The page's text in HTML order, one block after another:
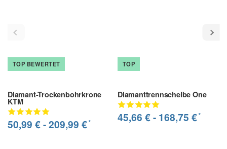
TOP BEWERTET
Diamant-Trockenbohrkrone
KTM
50,99 € -209,99 €*
TOP
Diamanttrennscheibe One
45,66 € - 168,75 €*